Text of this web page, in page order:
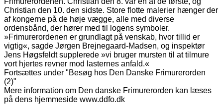
Christian den 10. den sidste. Store flotte malerier hænger der
af kongerne på de høje vægge, alle med diverse
ordensbånd, der hører med til logens symboler.
»Frimurerordenen er grundlagt på venskab, hvor tillid er
vigtig«, sagde Jørgen Brejnegaard-Madsen, og inspektør
Jens Høgsfeldt supplerede »vi bruger mursten til at tilmure
vort hjertes revner mod lasternes anfald.«
Fortsættes under "Besøg hos Den Danske Frimurerorden
(2)"
Mere information om Den danske Frimurerorden kan læses
på dens hjemmeside www.ddfo.dk